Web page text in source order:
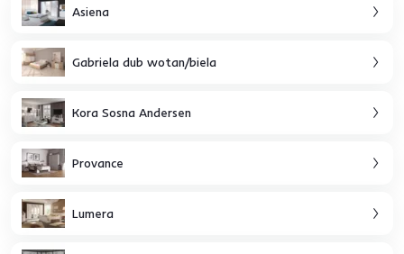
Asiena
Gabriela dub wotan/biela
Kora Sosna Andersen
Provance
Lumera